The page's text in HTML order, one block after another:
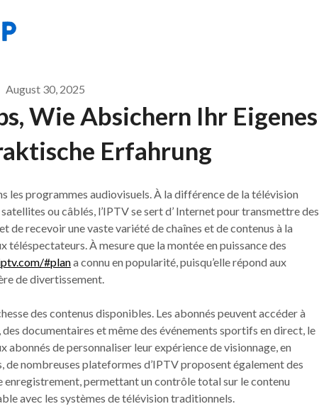
August 30, 2025
Wie Absichern Ihr Eigenes
Erfahrung
les programmes audiovisuels. À la différence de la télévision
ou câblés, l’IPTV se sert d’ Internet pour transmettre des
recevoir une vaste variété de chaînes et de contenus à la
À mesure que la montée en puissance des
#plana connu en popularité, puisqu’elle répond aux
de divertissement.
des contenus disponibles. Les abonnés peuvent accéder à
documentaires et même des événements sportifs en direct, le
de personnaliser leur expérience de visionnage, en
de nombreuses plateformes d’IPTV proposent également des
enregistrement, permettant un contrôle total sur le contenu
avec les systèmes de télévision traditionnels.